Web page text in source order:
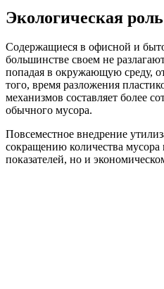
Экологическая
Содержащиеся в офисной и
большинстве своем не
попадая в окружающую среду,
того, время разложения
механизмов составляет более
обычного мусора.
Повсеместное внедрение
сокращению количества
показателей, но и